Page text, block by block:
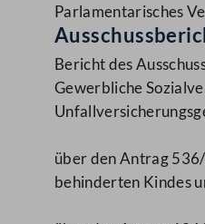
Parlamentarisches
Bericht des
Gewerbliche
über den Antrag
behinderten Kindes